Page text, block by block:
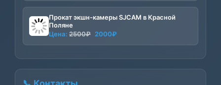
Прокат экшн-камеры SJCAM в Красной
Поляне
Цена: 2500₽ Первоначальная
2000₽